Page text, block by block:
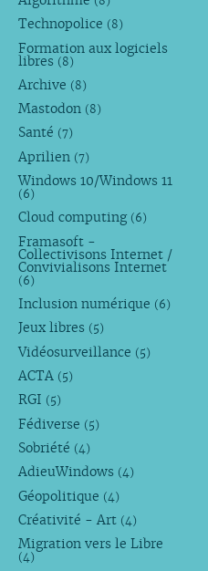
Technopolice (8)
Formation aux logiciels
libres (8)
Archive (8)
Mastodon (8)
Santé (7)
Aprilien (7)
Windows 10/Windows 11
(6)
Cloud computing (6)
Framasoft -
Collectivisons Internet /
Convivialisons Internet
(6)
Inclusion numérique (6)
Jeux libres (5)
Vidéosurveillance (5)
ACTA (5)
RGI (5)
Fédiverse (5)
Sobriété (4)
AdieuWindows (4)
Géopolitique (4)
Créativité - Art (4)
Migration vers le Libre
(4)